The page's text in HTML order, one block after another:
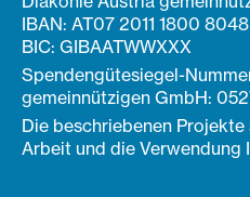
IBAN: AT07 2011 1800
BIC: GIBAATWWXXX
Spendengütesiegel-
gemeinnützigen GmbH:
Die beschriebenen
Arbeit und die Verwendung